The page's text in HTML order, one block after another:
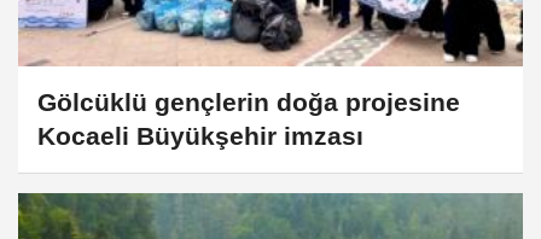
Gölcüklü gençlerin doğa projesine
Kocaeli Büyükşehir imzası